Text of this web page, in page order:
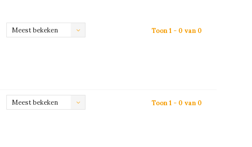
Meest bekeken Toon 1 - 0 van 0
Meest bekeken Toon 1 - 0 van 0